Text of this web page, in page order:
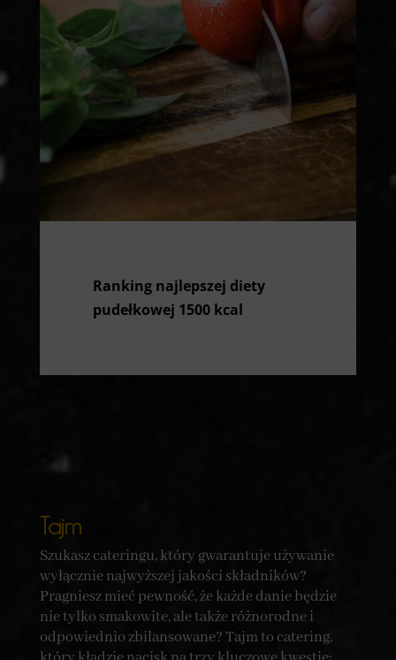
Ranking najlepszej diety
pudełkowej 1500 kcal
Tajm
Szukasz cateringu, który gwarantuje używanie
wyłącznie najwyższej jakości składników?
Pragniesz mieć pewność, że każde danie będzie
nie tylko smakowite, ale także różnorodne i
odpowiednio zbilansowane? Tajm to catering,